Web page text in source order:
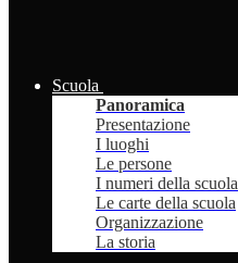
Scuola
Panoramica
Presentazione
I luoghi
Le persone
I numeri della scuola
Le carte della scuola
Organizzazione
La storia